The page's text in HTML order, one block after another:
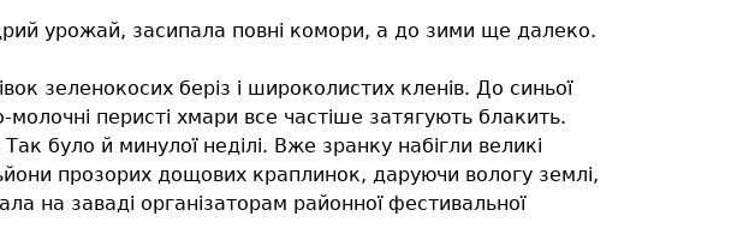
урожай, засипала повні комори, а до зими ще далеко.
зеленокосих беріз і широколистих кленів. До синьої
перисті хмари все частіше затягують блакить.
було й минулої неділі. Вже зранку набігли великі
прозорих дощових краплинок, даруючи вологу землі,
на заваді організаторам районної фестивальної